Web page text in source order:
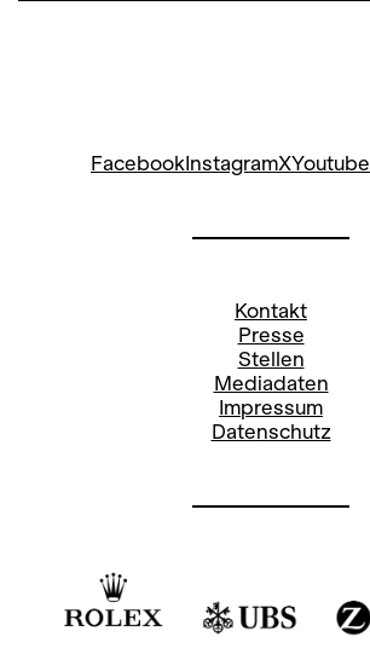
FacebookInstagramXYoutube
Kontakt
Presse
Stellen
Mediadaten
Impressum
Datenschutz